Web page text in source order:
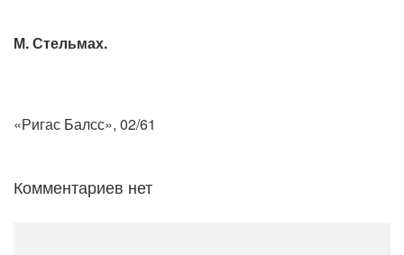
М. Стельмах.
«Ригас Балсс», 02/61
Комментариев нет